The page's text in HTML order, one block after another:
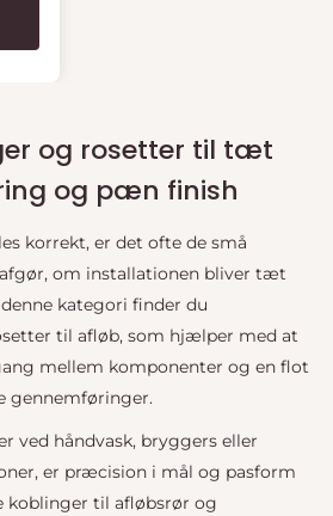
og rosetter til tæt
og pæn finish
korrekt, er det ofte de små
om installationen bliver tæt
kategori finder du
til afløb, som hjælper med at
mellem komponenter og en flot
gennemføringer.
ved håndvask, bryggers eller
er præcision i mål og pasform
koblinger til afløbsrør og